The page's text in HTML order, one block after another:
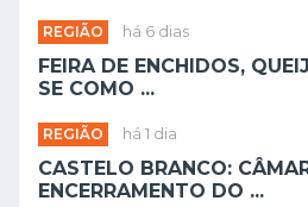
REGIÃO há 6 dias
FEIRA DE ENCHIDOS,
SE COMO ...
REGIÃO há 1 dia
CASTELO BRANCO:
ENCERRAMENTO DO ...